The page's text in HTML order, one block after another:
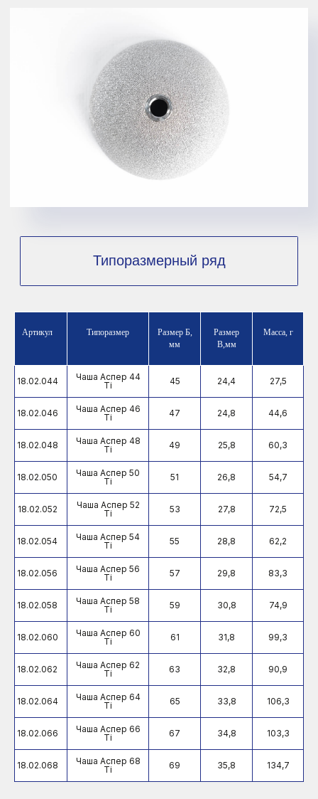
Артикул Типоразмер
Размер Б,
мм
Размер
В,мм
Масса, г
18.02.044
Чаша Аспер 44
Ti
45 24,4 27,5
18.02.046
Чаша Аспер 46
Ti
47 24,8 44,6
18.02.048
Чаша Аспер 48
Ti
49 25,8 60,3
18.02.050
Чаша Аспер 50
Ti
51 26,8 54,7
18.02.052
Чаша Аспер 52
Ti
53 27,8 72,5
18.02.054
Чаша Аспер 54
Ti
55 28,8 62,2
18.02.056
Чаша Аспер 56
Ti
57 29,8 83,3
18.02.058
Чаша Аспер 58
Ti
59 30,8 74,9
18.02.060
Чаша Аспер 60
Ti
61 31,8 99,3
18.02.062
Чаша Аспер 62
Ti
63 32,8 90,9
18.02.064
Чаша Аспер 64
Ti
65 33,8 106,3
18.02.066
Чаша Аспер 66
Ti
67 34,8 103,3
18.02.068
Чаша Аспер 68
Ti
69 35,8 134,7
Количество отверстий 3
Типоразмерный ряд